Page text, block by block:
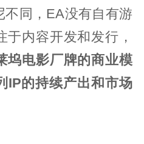
不同，EA没有自有游
于内容开发和发行，
坞电影厂牌的商业模
的持续产出和市场